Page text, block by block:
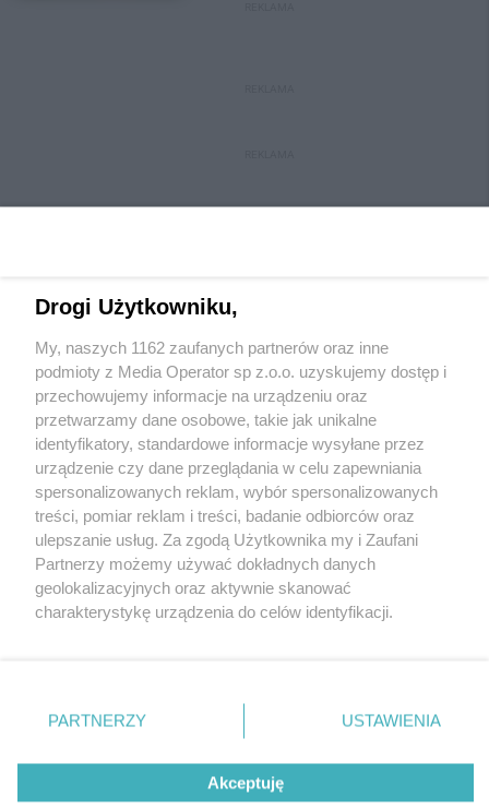
Wydawca mediówlokalnych
Nie zapomnij
zapoznać się z:
polityką prywatności regulamin korzystania z portali
Twojemiasto
Piekary Śląskie
Chorzów
Tarnowskie Góry
Gliwice
Skontakuj sięz nami
Kontakt
Wydawca
Redakcja
Drogi Użytkowniku,
My, naszych 1162 zaufanych partnerów oraz inne
podmioty z Media Operator sp z.o.o. uzyskujemy dostęp i
przechowujemy informacje na urządzeniu oraz
przetwarzamy dane osobowe, takie jak unikalne
identyfikatory, standardowe informacje wysyłane przez
urządzenie czy dane przeglądania w celu zapewniania
spersonalizowanych reklam, wybór spersonalizowanych
treści, pomiar reklam i treści, badanie odbiorców oraz
ulepszanie usług. Za zgodą Użytkownika my i Zaufani
Partnerzy możemy używać dokładnych danych
geolokalizacyjnych oraz aktywnie skanować
charakterystykę urządzenia do celów identyfikacji.
zmienić/wycofać klikając przycisk ustawień prywatności
znajdujący się w lewym dolnym rogu strony
rodzaje przetwarzania danych nie wymagają zgody
użytkownika, ale masz prawo sprzeciwić się takiemu
PARTNERZY USTAWIENIA
Akceptuję